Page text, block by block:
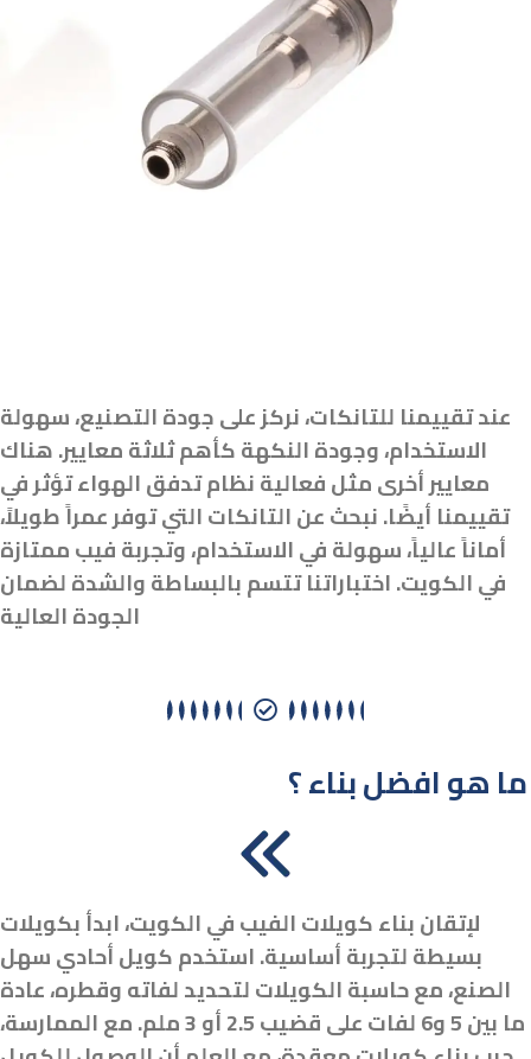
عند تقييمنا للتانكات، نركز على جودة التصنيع، سهولة
الاستخدام، وجودة النكهة كأهم ثلاثة معايير. هناك
معايير أخرى مثل فعالية نظام تدفق الهواء تؤثر في
تقييمنا أيضًا. نبحث عن التانكات التي توفر عمراً طويلاً،
أماناً عالياً، سهولة في الاستخدام، وتجربة فيب ممتازة
في الكويت. اختباراتنا تتسم بالبساطة والشدة لضمان
الجودة العالية
ما هو افضل بناء ؟
لإتقان بناء كويلات الفيب في الكويت، ابدأ بكويلات
بسيطة لتجربة أساسية. استخدم كويل أحادي سهل
الصنع، مع حاسبة الكويلات لتحديد لفاته وقطره، عادة
ما بين 5 و6 لفات على قضيب 2.5 أو 3 ملم. مع الممارسة،